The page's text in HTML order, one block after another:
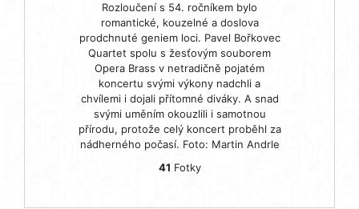
Rozloučení s 54. ročníkem bylo
romantické, kouzelné a doslova
prodchnuté geniem loci. Pavel Bořkovec
Quartet spolu s žesťovým souborem
Opera Brass v netradičně pojatém
koncertu svými výkony nadchli a
chvílemi i dojali přítomné diváky. A snad
svými uměním okouzlili i samotnou
přírodu, protože celý koncert proběhl za
nádherného počasí. Foto: Martin Andrle
41 Fotky